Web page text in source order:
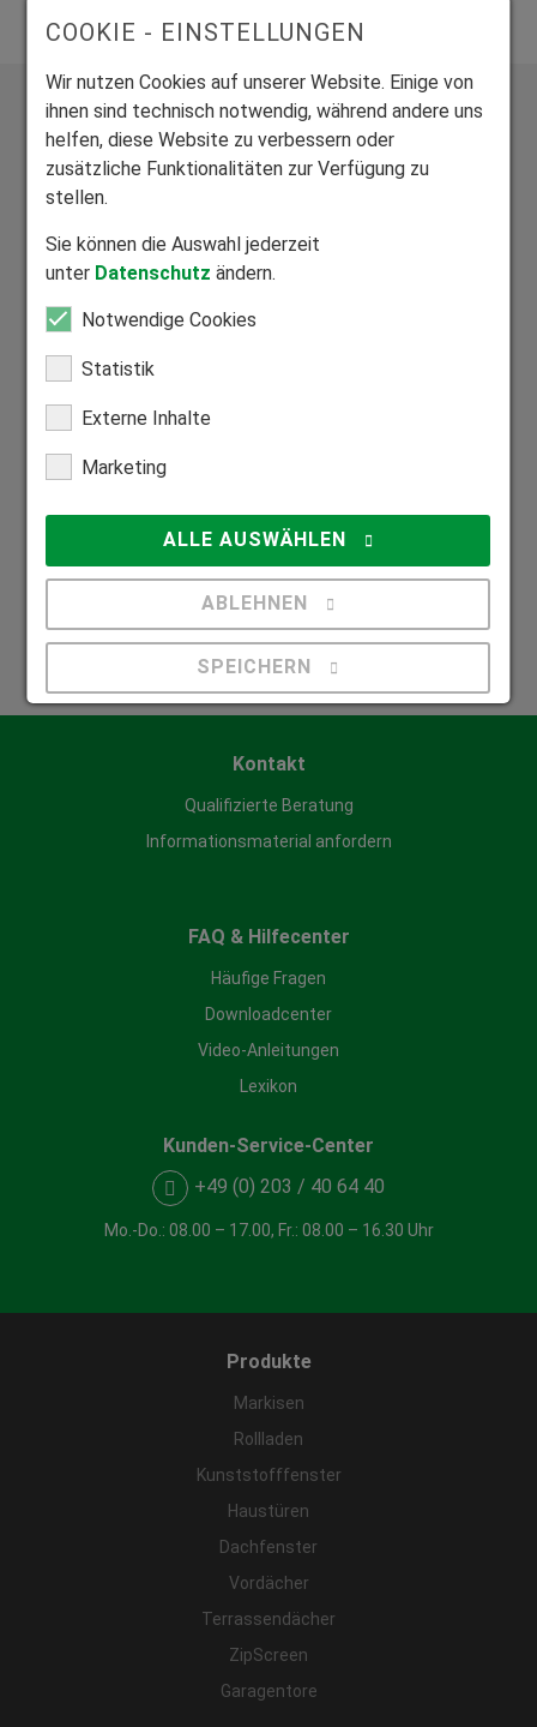
Wir fertigen alle Produkte individuell auf Maß.
Mitglied Bundesverband Direktvertrieb
Mitglied Bundesverband Rollladen und Sonnenschutz
Zuhause in der Rollladen- und Sonnenschutzbranche.
Kontakt
Qualifizierte Beratung
Informationsmaterial anfordern
FAQ & Hilfecenter
Häufige Fragen
Downloadcenter
Video-Anleitungen
Lexikon
Kunden-Service-Center
+49 (0) 203 / 40 64 40
Mo.-Do.: 08.00 – 17.00, Fr.: 08.00 – 16.30 Uhr
Produkte
Markisen
Rollladen
Kunststofffenster
Haustüren
Dachfenster
Vordächer
Terrassendächer
ZipScreen
Garagentore
COOKIE - EINSTELLUNGEN
Wir nutzen Cookies auf unserer Website. Einige von
ihnen sind technisch notwendig, während andere uns
helfen, diese Website zu verbessern oder
zusätzliche Funktionalitäten zur Verfügung zu
stellen.
Sie können die Auswahl jederzeit
unter Datenschutz ändern.
Notwendige Cookies
Statistik
Externe Inhalte
Marketing
ALLE AUSWÄHLEN
ABLEHNEN
SPEICHERN